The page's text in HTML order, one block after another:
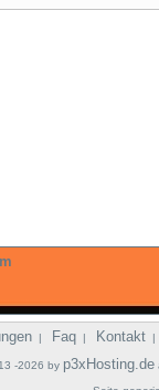
| Faq | Kontakt |
-2026 by p3xHosting.de